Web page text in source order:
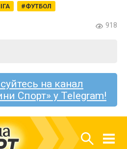
ФУТБОЛ
918
на канал
Спорт» у Telegram!